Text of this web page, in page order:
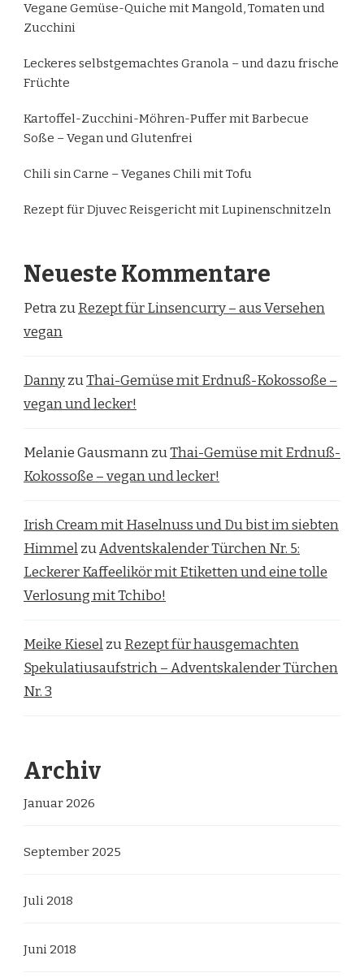
Vegane Gemüse-Quiche mit Mangold, Tomaten und
Zucchini
Leckeres selbstgemachtes Granola – und dazu frische
Früchte
Kartoffel-Zucchini-Möhren-Puffer mit Barbecue
Soße – Vegan und Glutenfrei
Chili sin Carne – Veganes Chili mit Tofu
Rezept für Djuvec Reisgericht mit Lupinenschnitzeln
Neueste Kommentare
PetrazuRezept für Linsencurry – aus Versehen
vegan
DannyzuThai-Gemüse mit Erdnuß-Kokossoße –
vegan und lecker!
Melanie GausmannzuThai-Gemüse mit Erdnuß-
Kokossoße – vegan und lecker!
Irish Cream mit Haselnuss und Du bist im siebten
HimmelzuAdventskalender Türchen Nr. 5:
Leckerer Kaffeelikör mit Etiketten und eine tolle
Verlosung mit Tchibo!
Meike KieselzuRezept für hausgemachten
Spekulatiusaufstrich – Adventskalender Türchen
Nr. 3
Archiv
Januar 2026
September 2025
Juli 2018
Juni 2018